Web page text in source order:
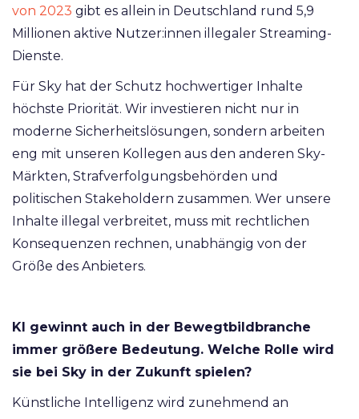
von 2023 gibt es allein in Deutschland rund 5,9
Millionen aktive Nutzer:innen illegaler Streaming-
Dienste.
Für Sky hat der Schutz hochwertiger Inhalte
höchste Priorität. Wir investieren nicht nur in
moderne Sicherheitslösungen, sondern arbeiten
eng mit unseren Kollegen aus den anderen Sky-
Märkten, Strafverfolgungsbehörden und
politischen Stakeholdern zusammen. Wer unsere
Inhalte illegal verbreitet, muss mit rechtlichen
Konsequenzen rechnen, unabhängig von der
Größe des Anbieters.
KI gewinnt auch in der Bewegtbildbranche
immer größere Bedeutung. Welche Rolle wird
sie bei Sky in der Zukunft spielen?
Künstliche Intelligenz wird zunehmend an